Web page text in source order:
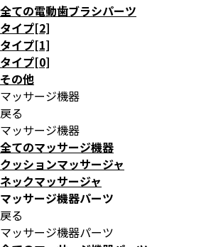
全ての電動歯ブラシパーツ
タイプ[2]
タイプ[1]
タイプ[0]
その他
マッサージ機器
戻る
マッサージ機器
全てのマッサージ機器
クッションマッサージャ
ネックマッサージャ
マッサージ機器パーツ
戻る
マッサージ機器パーツ